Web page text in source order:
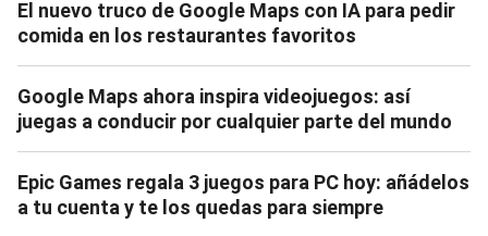
El nuevo truco de Google Maps con IA para pedir
comida en los restaurantes favoritos
Google Maps ahora inspira videojuegos: así
juegas a conducir por cualquier parte del mundo
Epic Games regala 3 juegos para PC hoy: añádelos
a tu cuenta y te los quedas para siempre